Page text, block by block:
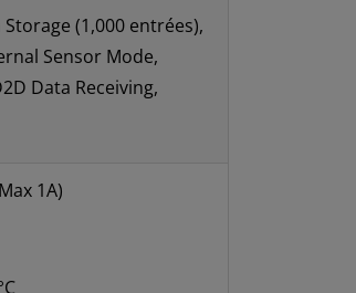
(1,000 entrées),
Sensor Mode,
Data Receiving,
1A)